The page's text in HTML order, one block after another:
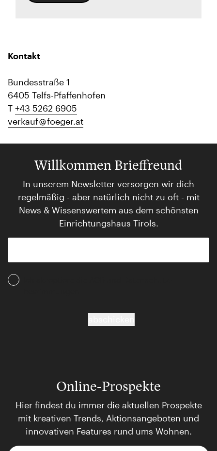
Kontakt
Bundesstraße 1
6405 Telfs-Pfaffenhofen
T +43 5262 6905
verkauf
foeger.at
Willkommen Brieffreund
In unserem Newsletter versorgen wir dich
regelmäßig - aber natürlich nicht zu oft - mit
News & Wissenswertem aus dem schönsten
Einrichtungshaus Tirols.
Online-Prospekte
Hier findest du immer die aktuellen Prospekte
mit kreativen Trends, Aktionsangeboten und
innovativen Features rund ums Wohnen.